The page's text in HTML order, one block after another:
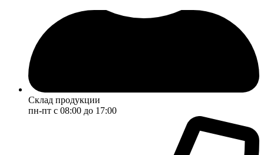
Склад продукции
пн-пт с 08:00 до 17:00